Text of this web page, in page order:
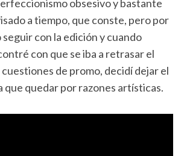
obsesivo y bastante
a tiempo, que conste, pero por
seguir con la edición y cuando
con que se iba a retrasar el
de promo, decidí dejar el
que quedar por razones artísticas.